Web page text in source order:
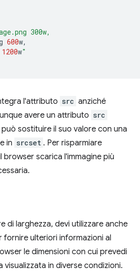
300w,
600w,
1200w"
l'attributo src anziché
avere un attributo src
sostituire il suo valore con una
in srcset . Per risparmiare
browser scarica l'immagine più
di larghezza, devi utilizzare anche
fornire ulteriori informazioni al
le dimensioni con cui prevedi
visualizzata in diverse condizioni.